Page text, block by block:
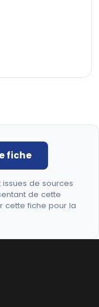
fiche
de sources
de cette
cette fiche pour la